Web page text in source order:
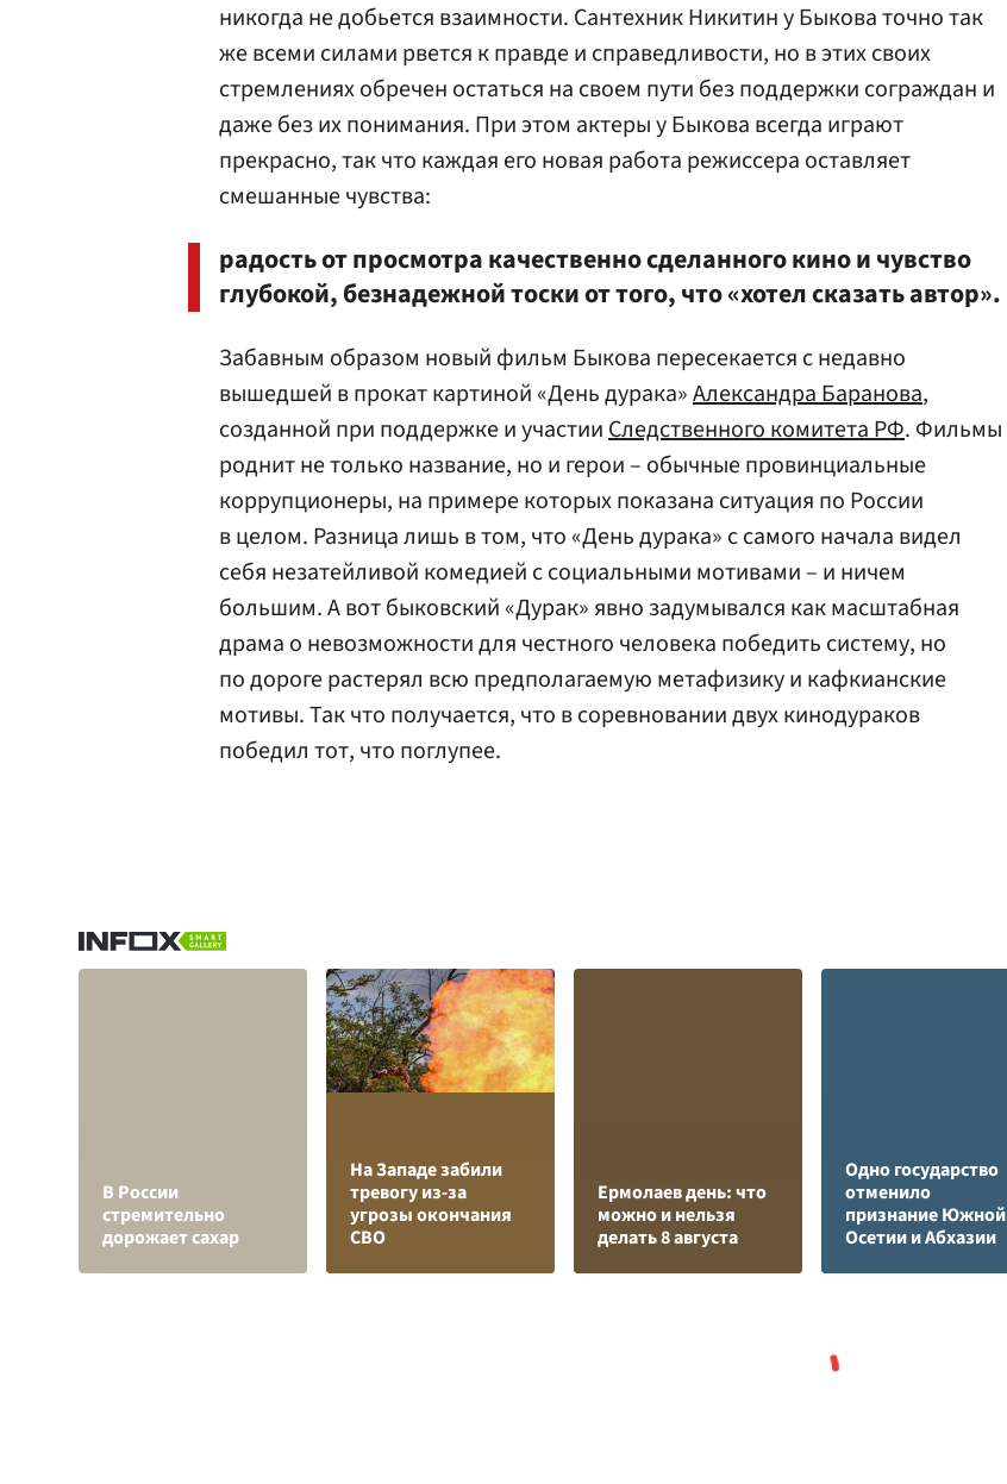
никогда не добьется взаимности. Сантехник Никитин у Быкова точно так
же всеми силами рвется к правде и справедливости, но в этих своих
стремлениях обречен остаться на своем пути без поддержки сограждан и
даже без их понимания. При этом актеры у Быкова всегда играют
прекрасно, так что каждая его новая работа режиссера оставляет
смешанные чувства:
радость от просмотра качественно сделанного кино и чувство
глубокой, безнадежной тоски от того, что «хотел сказать автор».
Забавным образом новый фильм Быкова пересекается с недавно
вышедшей в прокат картиной «День дурака»Александра Баранова,
созданной при поддержке и участииСледственного комитета РФ. Фильмы
роднит не только название, но и герои – обычные провинциальные
коррупционеры, на примере которых показана ситуация по России
в целом. Разница лишь в том, что «День дурака» с самого начала видел
себя незатейливой комедией с социальными мотивами – и ничем
большим. А вот быковский «Дурак» явно задумывался как масштабная
драма о невозможности для честного человека победить систему, но
по дороге растерял всю предполагаемую метафизику и кафкианские
мотивы. Так что получается, что в соревновании двух кинодураков
победил тот, что поглупее.
В России
стремительно
дорожает сахар
На Западе забили
тревогу из-за
угрозы окончания
СВО
Ермолаев день: что
можно и нельзя
делать 8 августа
Одно государство
отменило
признание Южной
Осетии и Абхазии